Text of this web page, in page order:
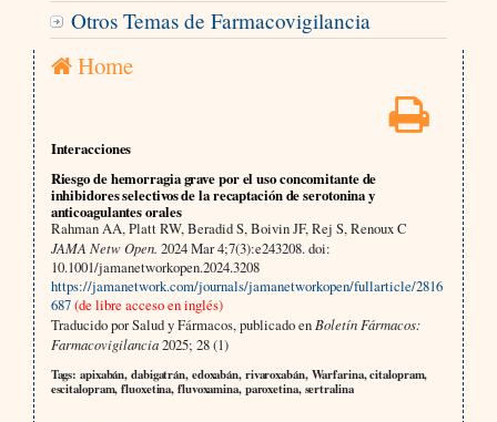
Otros Temas de Farmacovigilancia
Home
Interacciones
Riesgo de hemorragia grave por el uso concomitante de
inhibidores selectivos de la recaptación de serotonina y
anticoagulantes orales
Rahman AA, Platt RW, Beradid S, Boivin JF, Rej S, Renoux C
JAMA Netw Open. 2024 Mar 4;7(3):e243208. doi:
10.1001/jamanetworkopen.2024.3208
https://jamanetwork.com/journals/jamanetworkopen/fullarticle/2816
687(de libre acceso en inglés)
Traducido por Salud y Fármacos, publicado en Boletín Fármacos:
Farmacovigilancia2025; 28 (1)
Tags: apixabán, dabigatrán, edoxabán, rivaroxabán, Warfarina, citalopram,
escitalopram, fluoxetina, fluvoxamina, paroxetina, sertralina